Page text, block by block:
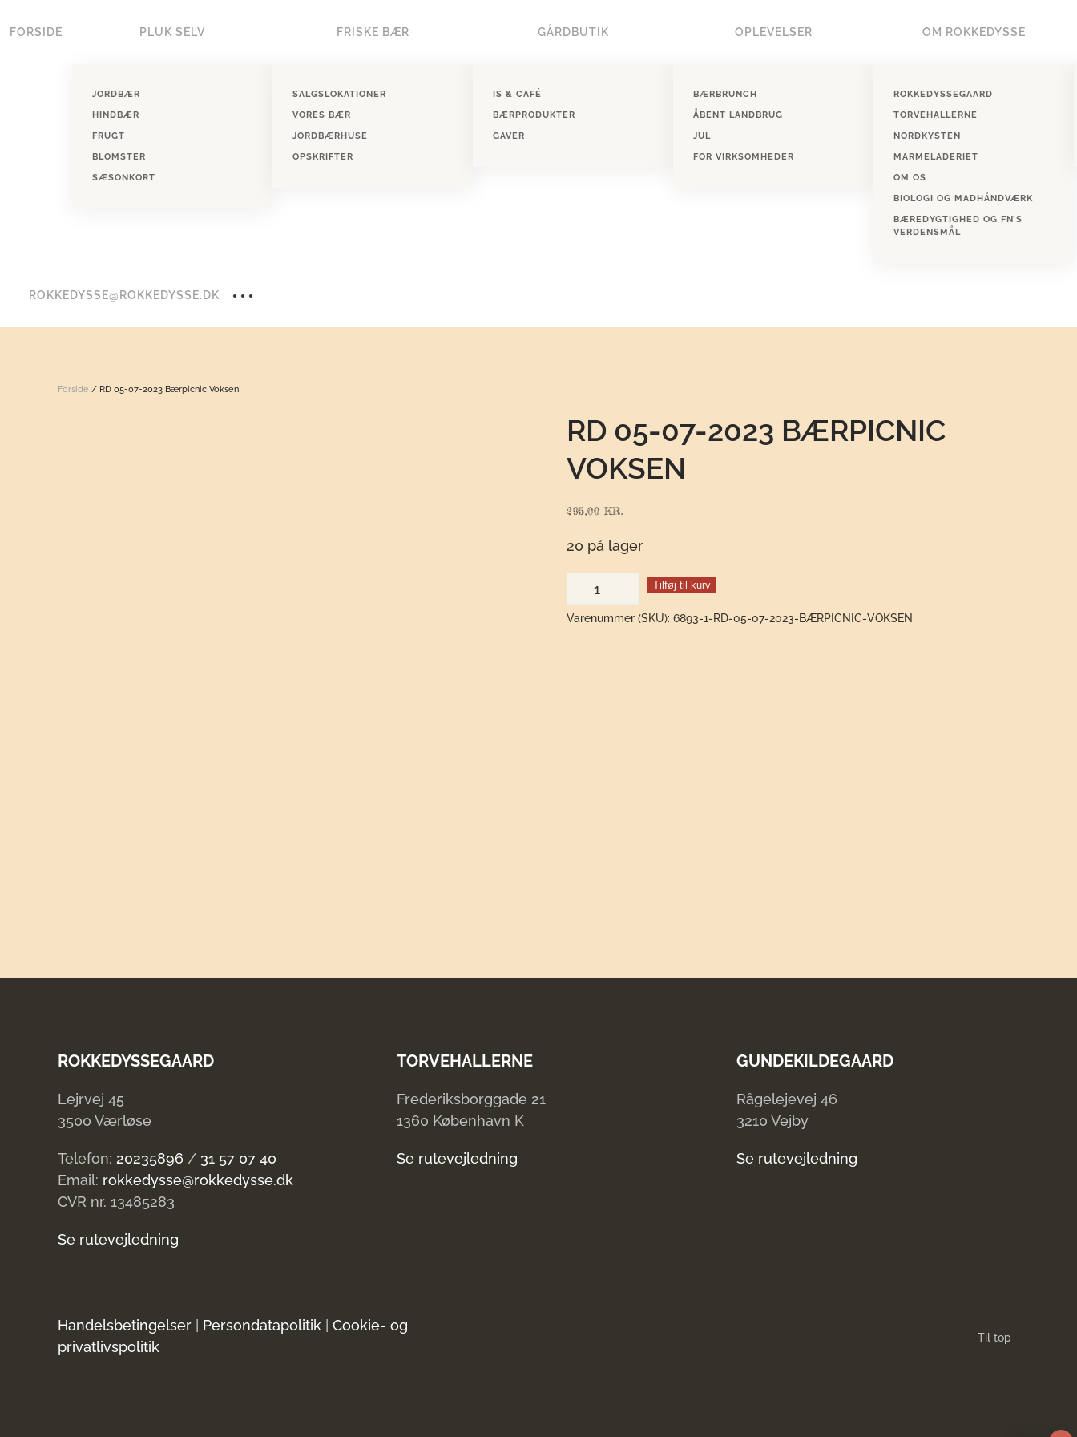
Skip to main content
FORSIDE PLUK SELV
JORDBÆR
HINDBÆR
FRUGT
BLOMSTER
SÆSONKORT
FRISKE BÆR
SALGSLOKATIONER
VORES BÆR
JORDBÆRHUSE
OPSKRIFTER
GÅRDBUTIK
IS & CAFÉ
BÆRPRODUKTER
GAVER
OPLEVELSER
BÆRBRUNCH
ÅBENT LANDBRUG
JUL
FOR VIRKSOMHEDER
OM ROKKEDYSSE
ROKKEDYSSEGAARD
TORVEHALLERNE
NORDKYSTEN
MARMELADERIET
OM OS
BIOLOGI OG MADHÅNDVÆRK
BÆREDYGTIGHED OG FN’S
VERDENSMÅL
ROKKEDYSSE@ROKKEDYSSE.DK
Forside / RD 05-07-2023 Bærpicnic Voksen
RD 05-07-2023 BÆRPICNIC
VOKSEN
295,00 KR.
20 på lager
05-
07-
Tilføj til kurv
Varenummer (SKU): 6893-1-RD-05-07-2023-BÆRPICNIC-VOKSEN
ROKKEDYSSEGAARD
Lejrvej 45
3500 Værløse
Telefon: 20235896 / 31 57 07 40
Email: rokkedysse@rokkedysse.dk
CVR nr. 13485283
Se rutevejledning
TORVEHALLERNE
Frederiksborggade 21
1360 København K
Se rutevejledning
GUNDEKILDEGAARD
Rågelejevej 46
3210 Vejby
Se rutevejledning
Handelsbetingelser Persondatapolitik
Cookie- og
privatlivspolitik
Til top